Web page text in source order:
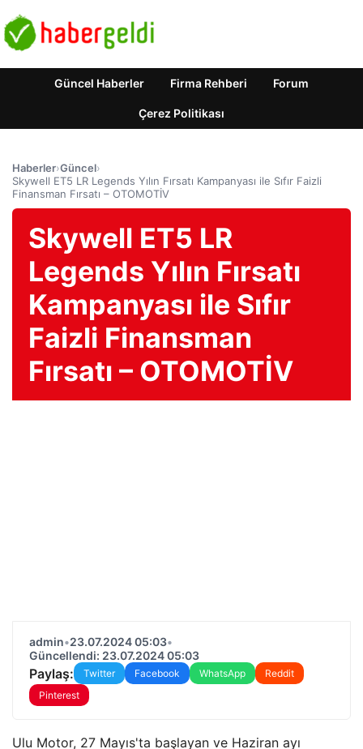
Güncel Haberler Firma Rehberi Forum
Çerez Politikası
Haberler›Güncel›
Skywell ET5 LR Legends Yılın Fırsatı Kampanyası ile Sıfır Faizli
Finansman Fırsatı – OTOMOTİV
Skywell ET5 LR
Legends Yılın Fırsatı
Kampanyası ile Sıfır
Faizli Finansman
Fırsatı – OTOMOTİV
admin•23.07.2024 05:03•
Güncellendi: 23.07.2024 05:03
Paylaş: Twitter Facebook WhatsApp
Reddit
Pinterest
Ulu Motor, 27 Mayıs'ta başlayan ve Haziran ayı